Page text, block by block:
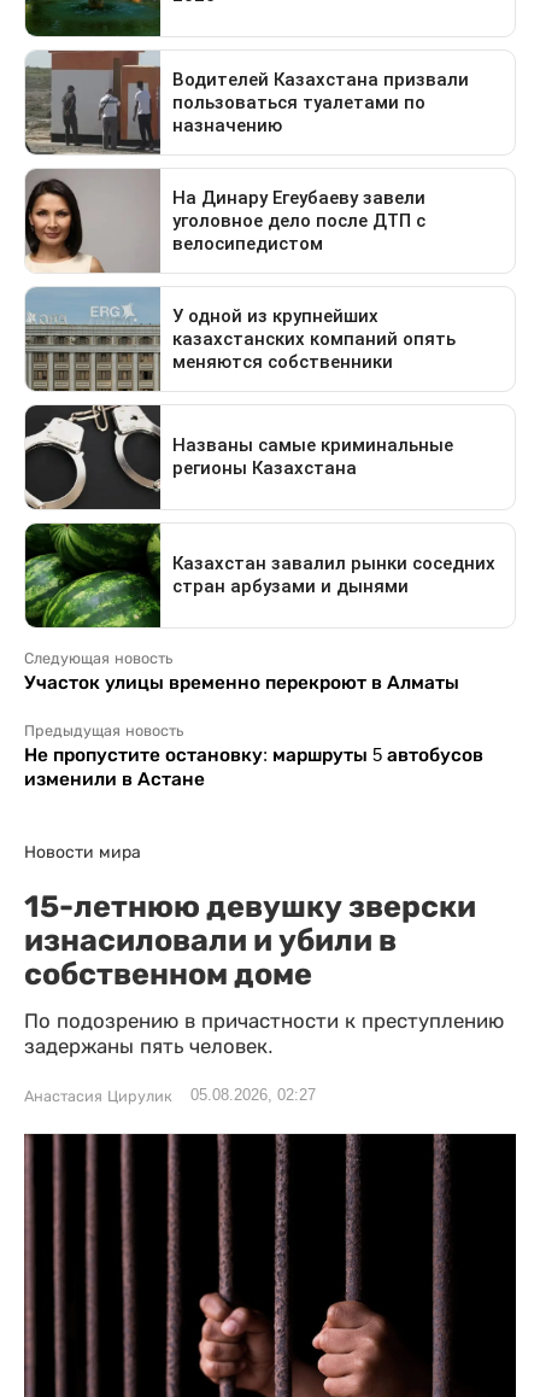
Следующая новость
Участок улицы временно перекроют в Алматы
Предыдущая новость
Не пропустите остановку: маршруты 5 автобусов
изменили в Астане
Новости мира
15-летнюю девушку зверски
изнасиловали и убили в
собственном доме
По подозрению в причастности к преступлению
задержаны пять человек.
Анастасия Цирулик 05.08.2026, 02:27